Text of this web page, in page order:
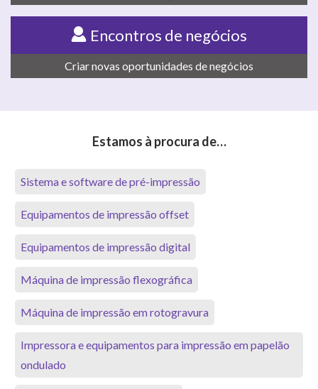
Encontros de negócios
Criar novas oportunidades de negócios
Estamos à procura de…
Sistema e software de pré-impressão
Equipamentos de impressão offset
Equipamentos de impressão digital
Máquina de impressão flexográfica
Máquina de impressão em rotogravura
Impressora e equipamentos para impressão em papelão
ondulado